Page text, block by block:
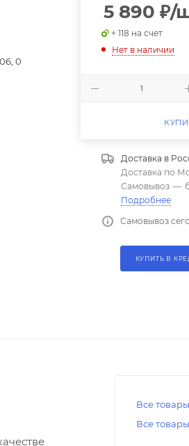
0
5 890 ₽/
+ 118 на счет
Нет в наличии
Доставка в
Доставка по
Самовывоз —
Подробнее
Самовывоз
КУПИТЬ В
Все
Все